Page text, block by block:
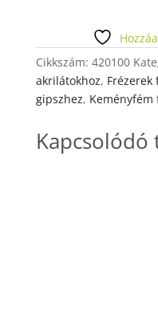
mennyiség
Cikkszám: 420100
akrilátokhoz, Frézerek
gipszhez, Keményfém